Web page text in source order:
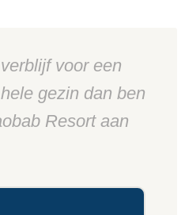
voor een
gezin dan ben
Resort aan